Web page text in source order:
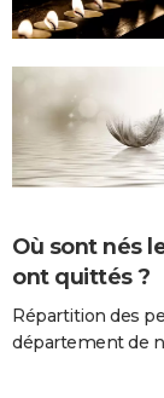
Où sont nés
ont quittés ?
Répartition des
département de